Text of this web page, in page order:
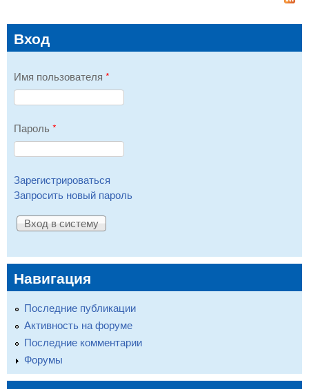
Вход
Имя пользователя *
Пароль *
Зарегистрироваться
Запросить новый пароль
Навигация
Последние публикации
Активность на форуме
Последние комментарии
Форумы